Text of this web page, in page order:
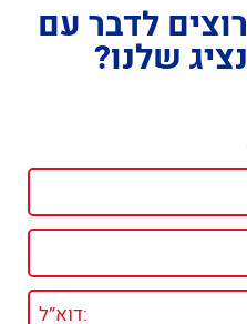
רוצים לדבר עם
נציג שלנו?